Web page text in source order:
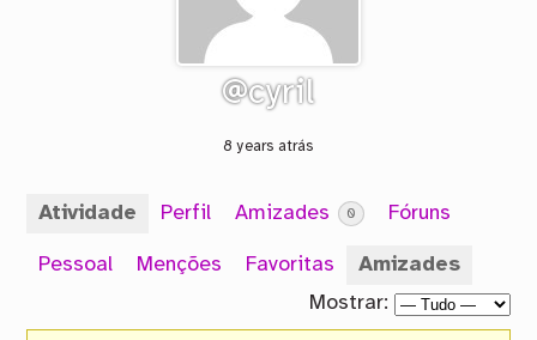
@cyril
8 years atrás
Atividade Perfil Amizades 0 Fóruns
Pessoal Menções Favoritas
Amizades
Mostrar: